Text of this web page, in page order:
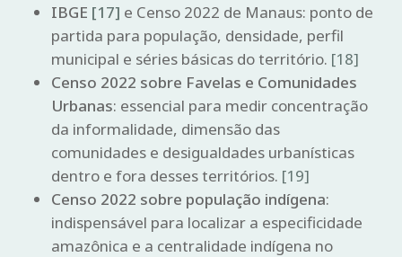
IBGE [17] e Censo 2022 de Manaus: ponto de
partida para população, densidade, perfil
municipal e séries básicas do território. [18]
Censo 2022 sobre Favelas e Comunidades
Urbanas: essencial para medir concentração
da informalidade, dimensão das
comunidades e desigualdades urbanísticas
dentro e fora desses territórios. [19]
Censo 2022 sobre população indígena:
indispensável para localizar a especificidade
amazônica e a centralidade indígena no